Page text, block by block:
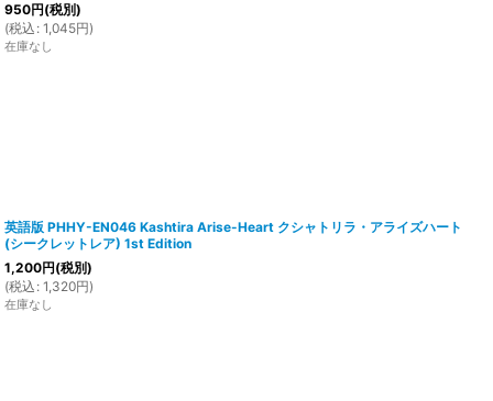
950円(税別)
(税込 : 1,045円)
在庫なし
英語版 PHHY-EN046 Kashtira Arise-Heart クシャトリラ・アライズハート
(シークレットレア) 1st Edition
1,200円(税別)
(税込 : 1,320円)
在庫なし